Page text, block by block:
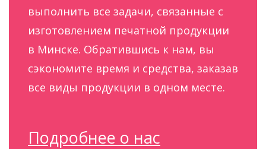
выполнить все задачи, связанные с
изготовлением печатной продукции
в Минске. Обратившись к нам, вы
сэкономите время и средства, заказав
все виды продукции в одном месте.
Подробнее о нас